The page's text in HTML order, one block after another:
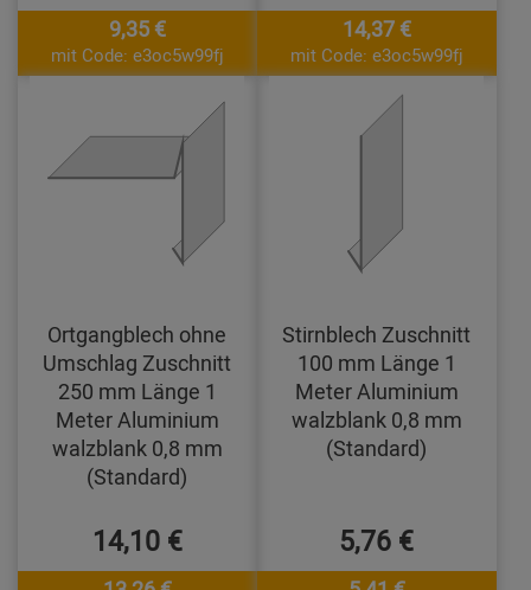
9,35 €
mit Code: e3oc5w99fj
14,37 €
mit Code: e3oc5w99fj
Ortgangblech ohne
Umschlag Zuschnitt
250 mm Länge 1
Meter Aluminium
walzblank 0,8 mm
(Standard)
14,10 €
Stirnblech Zuschnitt
100 mm Länge 1
Meter Aluminium
walzblank 0,8 mm
(Standard)
5,76 €